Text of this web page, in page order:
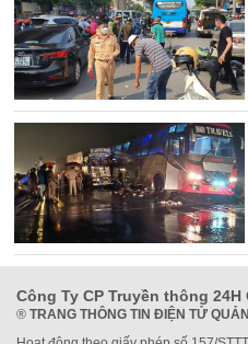
Công Ty CP Truyền thông 24H
® TRANG THÔNG TIN ĐIỆN TỬ